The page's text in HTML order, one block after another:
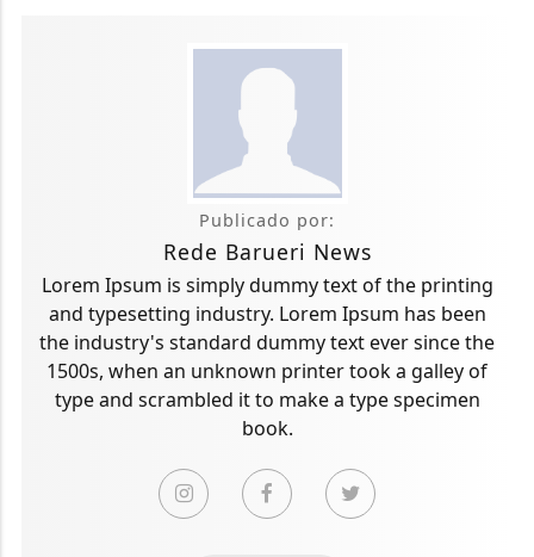
Publicado por:
Rede Barueri News
Lorem Ipsum is simply dummy text of the printing
and typesetting industry. Lorem Ipsum has been
the industry's standard dummy text ever since the
1500s, when an unknown printer took a galley of
type and scrambled it to make a type specimen
book.